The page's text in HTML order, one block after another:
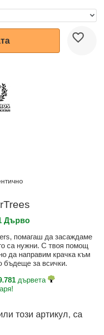
Дърво
помагаш да засаждаме
са нужни. С твоя помощ
да направим крачка към
бъдеще за всички.
дървета
този артикул, са